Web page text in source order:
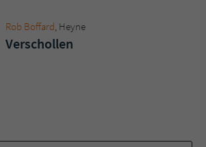
Rob Boffard , Heyne
Verschollen
Benutzer. Es wird benötigt um z. B. den
Sicherheitscode des Kontaktformulars zu
überprüfen.